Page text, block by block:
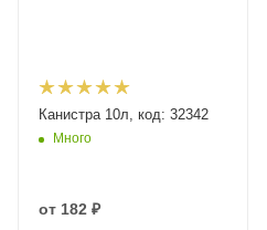
Канистра 10л, код: 32342
Много
от 182 ₽